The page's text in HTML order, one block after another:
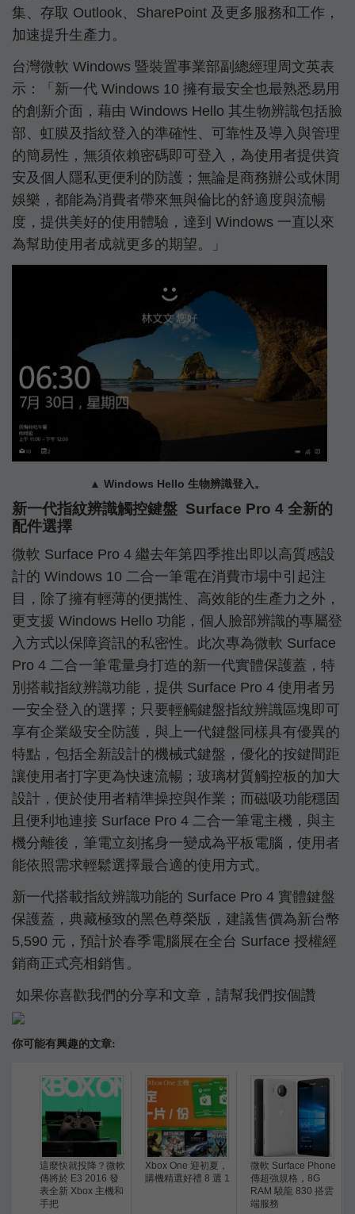
集、存取 Outlook、SharePoint 及更多服務和工作，
加速提升生產力。
台灣微軟 Windows 暨裝置事業部副總經理周文英表
示：「新一代 Windows 10 擁有最安全也最熟悉易用
的創新介面，藉由 Windows Hello 其生物辨識包括臉
部、虹膜及指紋登入的準確性、可靠性及導入與管理
的簡易性，無須依賴密碼即可登入，為使用者提供資
安及個人隱私更便利的防護；無論是商務辦公或休閒
娛樂，都能為消費者帶來無與倫比的舒適度與流暢
度，提供美好的使用體驗，達到 Windows 一直以來
為幫助使用者成就更多的期望。」
▲ Windows Hello 生物辨識登入。
新一代指紋辨識觸控鍵盤 Surface Pro 4 全新的
配件選擇
微軟 Surface Pro 4 繼去年第四季推出即以高質感設
計的 Windows 10 二合一筆電在消費市場中引起注
目，除了擁有輕薄的便攜性、高效能的生產力之外，
更支援 Windows Hello 功能，個人臉部辨識的專屬登
入方式以保障資訊的私密性。此次專為微軟 Surface
Pro 4 二合一筆電量身打造的新一代實體保護蓋，特
別搭載指紋辨識功能，提供 Surface Pro 4 使用者另
一安全登入的選擇；只要輕觸鍵盤指紋辨識區塊即可
享有企業級安全防護，與上一代鍵盤同樣具有優異的
特點，包括全新設計的機械式鍵盤，優化的按鍵間距
讓使用者打字更為快速流暢；玻璃材質觸控板的加大
設計，便於使用者精準操控與作業；而磁吸功能穩固
且便利地連接 Surface Pro 4 二合一筆電主機，與主
機分離後，筆電立刻搖身一變成為平板電腦，使用者
能依照需求輕鬆選擇最合適的使用方式。
新一代搭載指紋辨識功能的 Surface Pro 4 實體鍵盤
保護蓋，典藏極致的黑色尊榮版，建議售價為新台幣
5,590 元，預計於春季電腦展在全台 Surface 授權經
銷商正式亮相銷售。
如果你喜歡我們的分享和文章，請幫我們按個讚
你可能有興趣的文章:
這麼快就投降？微軟
傳將於 E3 2016 發
表全新 Xbox 主機和
手把
Xbox One 迎初夏，
購機精選好禮 8 選 1
微軟 Surface Phone
傳超強規格，8G
RAM 驍龍 830 搭雲
端服務